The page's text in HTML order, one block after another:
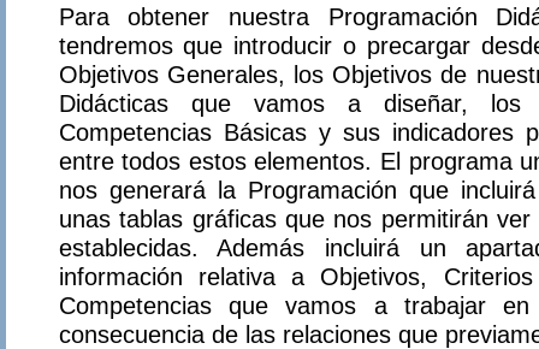
Para obtener nuestra Programación
tendremos que introducir o precargar
Objetivos Generales, los Objetivos de
Didácticas que vamos a diseñar, los
Competencias Básicas y sus indicadores
entre todos estos elementos. El programa
nos generará la Programación que
unas tablas gráficas que nos permitirán
establecidas. Además incluirá un
información relativa a Objetivos,
Competencias que vamos a trabajar
consecuencia de las relaciones que